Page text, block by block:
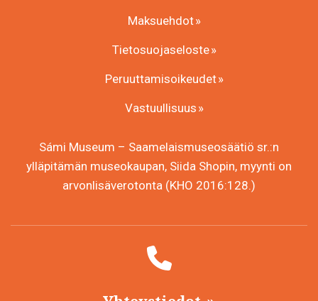
Maksuehdot
Tietosuojaseloste
Peruuttamisoikeudet
Vastuullisuus
Sámi Museum – Saamelaismuseosäätiö sr.:n
ylläpitämän museokaupan, Siida Shopin, myynti on
arvonlisäverotonta (KHO 2016:128.)